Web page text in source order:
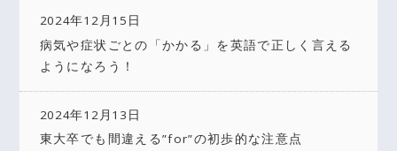
2024年12月15日
病気や症状ごとの「かかる」を英語で正しく言える
ようになろう！
2024年12月13日
東大卒でも間違える”for”の初歩的な注意点